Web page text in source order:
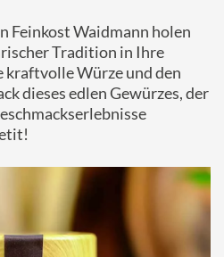
Feinkost Waidmann holen
Tradition in Ihre
kraftvolle Würze und den
dieses edlen Gewürzes, der